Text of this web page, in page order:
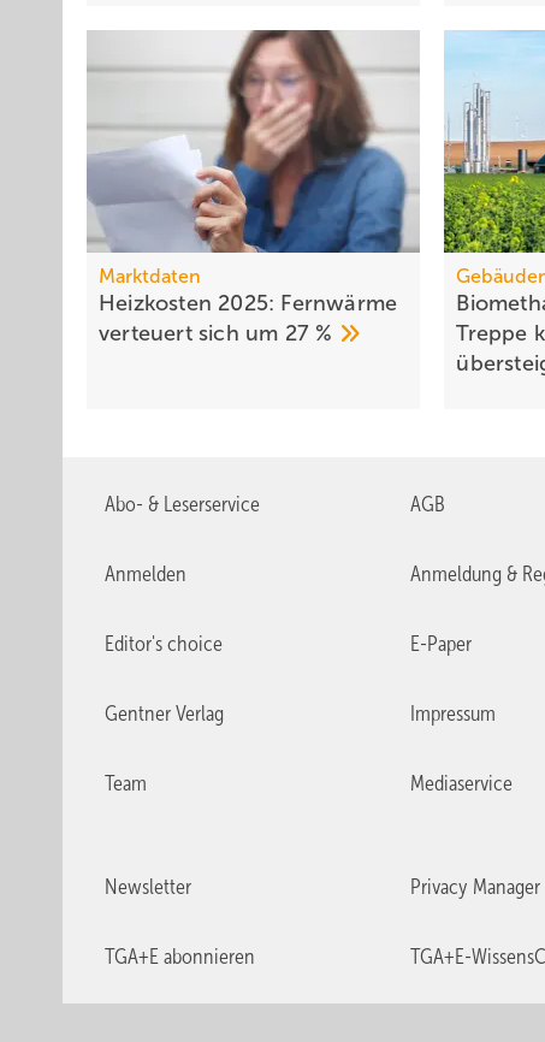
Marktdaten
Heizkosten 2025: Fernwärme
verteuert sich um 27 %
Treppe
Abo- & Leserservice AGB
Anmelden Anmeldung &
Editor's choice E-Paper
Gentner Verlag Impressum
Team Mediaservice
Newsletter Privacy Manager
TGA+E abonnieren TGA+E-